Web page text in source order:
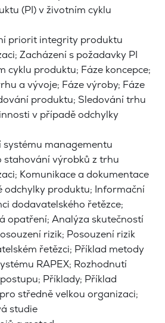
(PI) v životním cyklu
priorit integrity produktu
Zacházení s požadavky PI
cyklu produktu; Fáze koncepce;
a vývoje; Fáze výroby; Fáze
produktu; Sledování trhu
v případě odchylky
systému managementu
stahování výrobků z trhu
Komunikace a dokumentace
odchylky produktu; Informační
dodavatelského řetězce;
opatření; Analýza skutečností
rizik; Posouzení rizik
řetězci; Příklad metody
RAPEX; Rozhodnutí
Příklady; Příklad
středně velkou organizaci;
studie